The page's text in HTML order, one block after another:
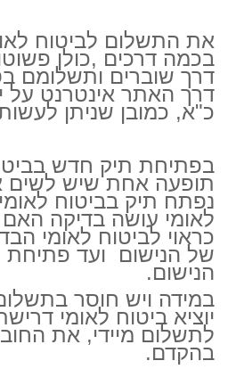
את התשלום לביטוח
בכמה דרכים ,כולן
דרך שוברים ותשלומם
דרך האתר אינטרנט על
כ"א, כמובן שניתן
בפתיחת תיק חדש
תופעה אחת שיש לשים
נפתח תיק בביטוח
לאומי עושה בדיקה
של הנישום ועד פתיחת
הנישום.
במידה ויש חוסר
יוציא ביטוח לאומי
לתשלום מיידי, את
בהקדם.